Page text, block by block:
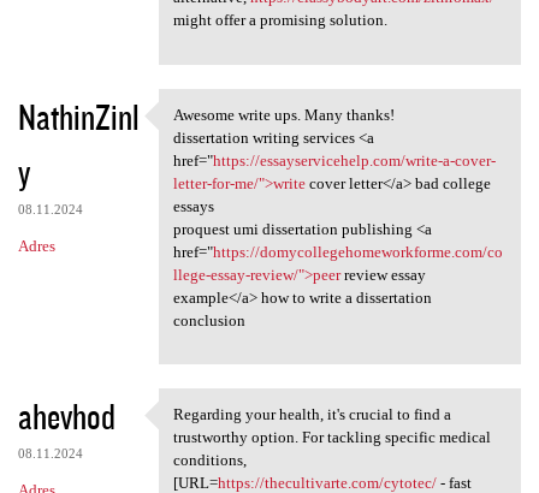
might offer a promising solution.
NathinZinl
y
08.11.2024
Adres
Awesome write ups. Many
Awesome write ups. Many thanks!
dissertation writing services <a
href="https://essayservicehelp.com/write-a-cover-
letter-for-me/">writecover letter</a> bad college
essays
proquest umi dissertation publishing <a
href="https://domycollegehomeworkforme.com/co
llege-essay-review/">peerreview essay
example</a> how to write a dissertation
conclusion
ahevhod
08.11.2024
Regarding your health, it's
Regarding your health, it's crucial to find a
trustworthy option. For tackling specific medical
conditions,
[URL=https://thecultivarte.com/cytotec/- fast